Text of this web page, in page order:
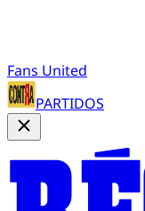
Fans United
PARTIDOS